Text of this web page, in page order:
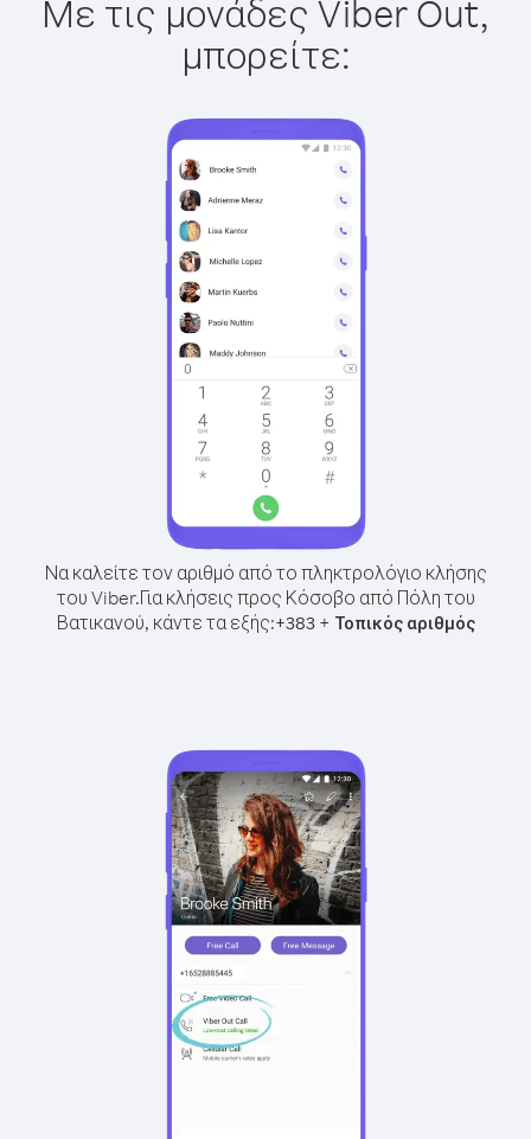
Με τις μονάδες Viber Out,
μπορείτε:
Να καλείτε τον αριθμό από το πληκτρολόγιο κλήσης
του Viber.Για κλήσεις προς Κόσοβο από Πόλη του
Βατικανού, κάντε τα εξής:+383+ Τοπικός αριθμός